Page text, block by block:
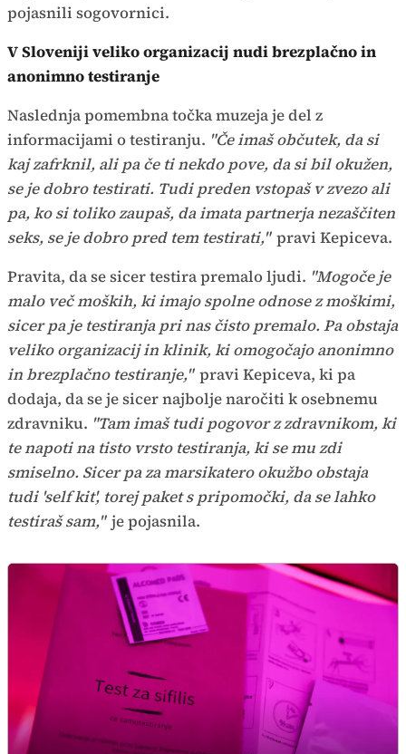
pojasnili sogovornici.
V Sloveniji veliko organizacij nudi brezplačno in
anonimno testiranje
Naslednja pomembna točka muzeja je del z
informacijami o testiranju. "Če imaš občutek, da si
kaj zafrknil, ali pa če ti nekdo pove, da si bil okužen,
se je dobro testirati. Tudi preden vstopaš v zvezo ali
pa, ko si toliko zaupaš, da imata partnerja nezaščiten
seks, se je dobro pred tem testirati," pravi Kepiceva.
Pravita, da se sicer testira premalo ljudi. "Mogoče je
malo več moških, ki imajo spolne odnose z moškimi,
sicer pa je testiranja pri nas čisto premalo. Pa obstaja
veliko organizacij in klinik, ki omogočajo anonimno
in brezplačno testiranje," pravi Kepiceva, ki pa
dodaja, da se je sicer najbolje naročiti k osebnemu
zdravniku. "Tam imaš tudi pogovor z zdravnikom, ki
te napoti na tisto vrsto testiranja, ki se mu zdi
smiselno. Sicer pa za marsikatero okužbo obstaja
tudi 'self kit', torej paket s pripomočki, da se lahko
testiraš sam," je pojasnila.